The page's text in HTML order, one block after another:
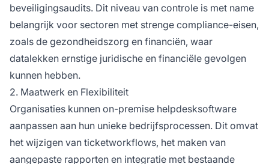
beveiligingsaudits. Dit niveau van controle is met name
belangrijk voor sectoren met strenge compliance-eisen,
zoals de gezondheidszorg en financiën, waar
datalekken ernstige juridische en financiële gevolgen
kunnen hebben.
2. Maatwerk en Flexibiliteit
Organisaties kunnen on-premise helpdesksoftware
aanpassen aan hun unieke bedrijfsprocessen. Dit omvat
het wijzigen van ticketworkflows, het maken van
aangepaste rapporten en integratie met bestaande